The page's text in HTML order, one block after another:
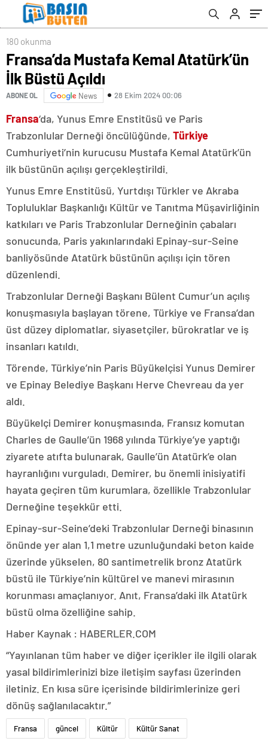
180 okunma
Fransa’da Mustafa Kemal Atatürk’ün
İlk Büstü Açıldı
ABONE OL News 28 Ekim 2024 00:06
Fransa‘da, Yunus Emre Enstitüsü ve Paris
Trabzonlular Derneği öncülüğünde, Türkiye
Cumhuriyeti’nin kurucusu Mustafa Kemal Atatürk’ün
ilk büstünün açılışı gerçekleştirildi.
Yunus Emre Enstitüsü, Yurtdışı Türkler ve Akraba
Topluluklar Başkanlığı Kültür ve Tanıtma Müşavirliğinin
katkıları ve Paris Trabzonlular Derneğinin çabaları
sonucunda, Paris yakınlarındaki Epinay-sur-Seine
banliyösünde Atatürk büstünün açılışı için tören
düzenlendi.
Trabzonlular Derneği Başkanı Bülent Cumur’un açılış
konuşmasıyla başlayan törene, Türkiye ve Fransa’dan
üst düzey diplomatlar, siyasetçiler, bürokratlar ve iş
insanları katıldı.
Törende, Türkiye’nin Paris Büyükelçisi Yunus Demirer
ve Epinay Belediye Başkanı Herve Chevreau da yer
aldı.
Büyükelçi Demirer konuşmasında, Fransız komutan
Charles de Gaulle’ün 1968 yılında Türkiye’ye yaptığı
ziyarete atıfta bulunarak, Gaulle’ün Atatürk’e olan
hayranlığını vurguladı. Demirer, bu önemli inisiyatifi
hayata geçiren tüm kurumlara, özellikle Trabzonlular
Derneğine teşekkür etti.
Epinay-sur-Seine’deki Trabzonlular Derneği binasının
önünde yer alan 1,1 metre uzunluğundaki beton kaide
üzerinde yükselen, 80 santimetrelik bronz Atatürk
büstü ile Türkiye’nin kültürel ve manevi mirasının
korunması amaçlanıyor. Anıt, Fransa’daki ilk Atatürk
büstü olma özelliğine sahip.
Haber Kaynak : HABERLER.COM
“Yayınlanan tüm haber ve diğer içerikler ile ilgili olarak
yasal bildirimlerinizi bize iletişim sayfası üzerinden
iletiniz. En kısa süre içerisinde bildirimlerinize geri
dönüş sağlanılacaktır.”
Fransa güncel Kültür Kültür Sanat